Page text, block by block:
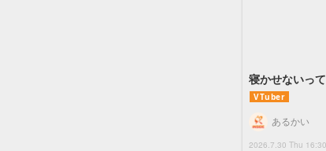
寝かせないっ
VTuber
2026.7.30 Thu 16:30
あるかい